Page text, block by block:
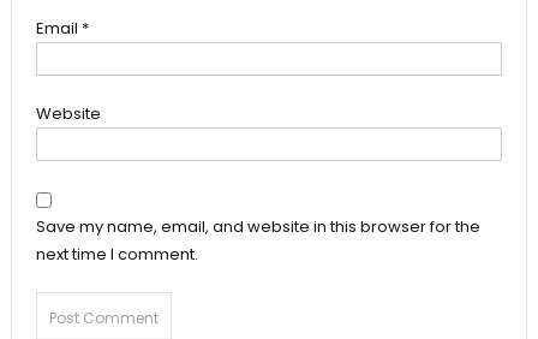
Email *
Website
Save my name, email, and website in this browser for the
next time I comment.